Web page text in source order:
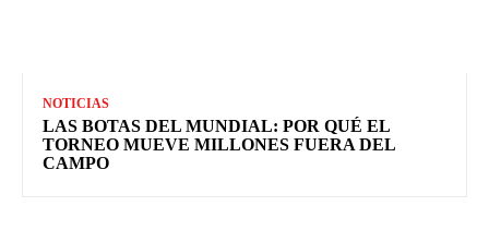
NOTICIAS
LAS BOTAS DEL MUNDIAL: POR QUÉ EL
TORNEO MUEVE MILLONES FUERA DEL
CAMPO